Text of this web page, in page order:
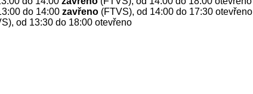
do 14:00zavřeno (FTVS), od 14:00 do 17:30 otevřeno
od 13:30 do 18:00 otevřeno